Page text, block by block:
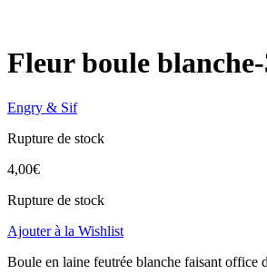
Fleur boule
Engry & Sif
Rupture de stock
4,00€
Rupture de stock
Ajouter à la Wishlist
Boule en laine feutrée blanche faisant office